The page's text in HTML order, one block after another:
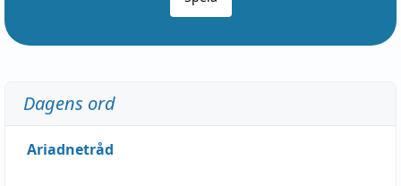
Dagens ord
Ariadnetråd